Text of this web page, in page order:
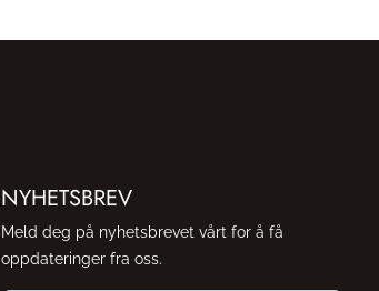
NYHETSBREV
Meld deg på nyhetsbrevet vårt for å få
oppdateringer fra oss.